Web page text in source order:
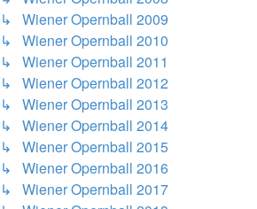
↳ Wiener Opernball 2009
↳ Wiener Opernball 2010
↳ Wiener Opernball 2011
↳ Wiener Opernball 2012
↳ Wiener Opernball 2013
↳ Wiener Opernball 2014
↳ Wiener Opernball 2015
↳ Wiener Opernball 2016
↳ Wiener Opernball 2017